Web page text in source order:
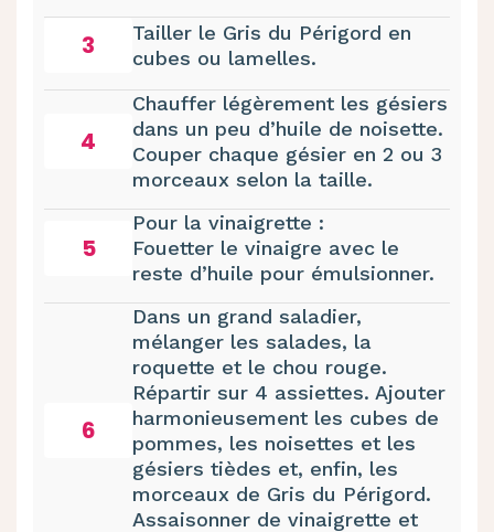
3
Tailler le Gris du Périgord en
cubes ou lamelles.
4
Chauffer légèrement les gésiers
dans un peu d’huile de noisette.
Couper chaque gésier en 2 ou 3
morceaux selon la taille.
5
Pour la vinaigrette :
Fouetter le vinaigre avec le
reste d’huile pour émulsionner.
6
Dans un grand saladier,
mélanger les salades, la
roquette et le chou rouge.
Répartir sur 4 assiettes. Ajouter
harmonieusement les cubes de
pommes, les noisettes et les
gésiers tièdes et, enfin, les
morceaux de Gris du Périgord.
Assaisonner de vinaigrette et